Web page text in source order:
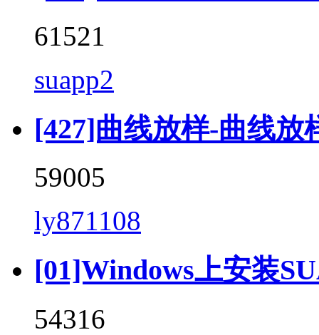
61521
suapp2
[427]曲线放样-曲线放
59005
ly871108
[01]Windows上安装
54316